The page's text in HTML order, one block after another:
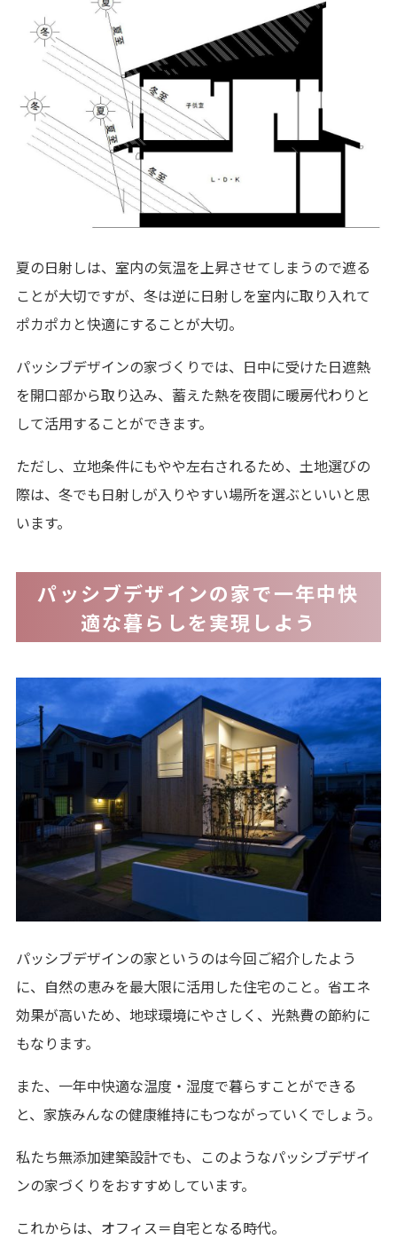
夏の日射しは、室内の気温を上昇させてしまうので遮る
ことが大切ですが、冬は逆に日射しを室内に取り入れて
ポカポカと快適にすることが大切。
パッシブデザインの家づくりでは、日中に受けた日遮熱
を開口部から取り込み、蓄えた熱を夜間に暖房代わりと
して活用することができます。
ただし、立地条件にもやや左右されるため、土地選びの
際は、冬でも日射しが入りやすい場所を選ぶといいと思
います。
パッシブデザインの家で一年中快
適な暮らしを実現しよう
パッシブデザインの家というのは今回ご紹介したよう
に、自然の恵みを最大限に活用した住宅のこと。省エネ
効果が高いため、地球環境にやさしく、光熱費の節約に
もなります。
また、一年中快適な温度・湿度で暮らすことができる
と、家族みんなの健康維持にもつながっていくでしょう。
私たち無添加建築設計でも、このようなパッシブデザイ
ンの家づくりをおすすめしています。
これからは、オフィス＝自宅となる時代。